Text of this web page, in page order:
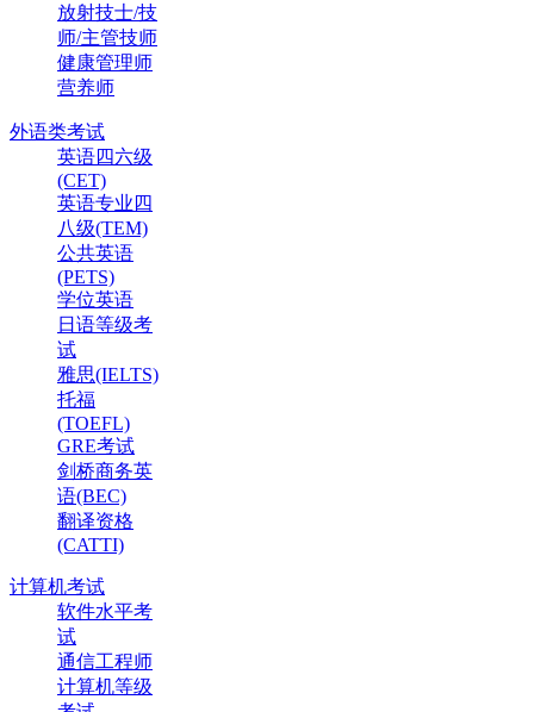
放射技士/技
师/主管技师
健康管理师
营养师
外语类考试
英语四六级
(CET)
英语专业四
八级(TEM)
公共英语
(PETS)
学位英语
日语等级考
试
雅思(IELTS)
托福
(TOEFL)
GRE考试
剑桥商务英
语(BEC)
翻译资格
(CATTI)
计算机考试
软件水平考
试
通信工程师
计算机等级